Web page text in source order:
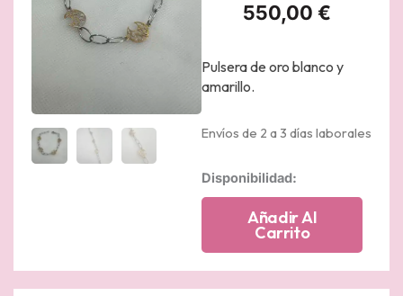
550,00 €
Pulsera de oro blanco y
amarillo.
Envíos de 2 a 3 días laborales
Disponibilidad:
Pulsera
oro
Añadir Al
Carrito